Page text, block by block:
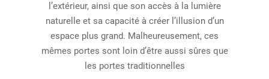
l’extérieur, ainsi que son accès à la lumière
naturelle et sa capacité à créer l’illusion d’un
espace plus grand. Malheureusement, ces
mêmes portes sont loin d’être aussi sûres que
les portes traditionnelles